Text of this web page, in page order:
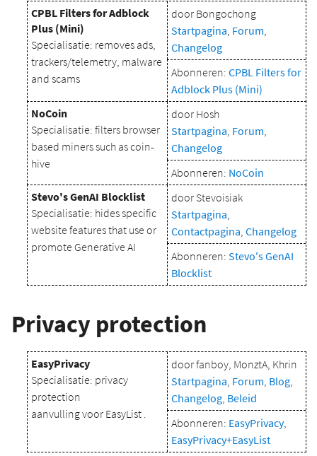
CPBL Filters for Adblock
Plus (Mini)
Specialisatie: removes ads,
trackers/telemetry, malware
and scams
door Bongochong
Startpagina, Forum,
Changelog
Abonneren: CPBL Filters for
Adblock Plus (Mini)
NoCoin
Specialisatie: filters browser
based miners such as coin-
hive
door Hosh
Startpagina, Forum,
Changelog
Abonneren: NoCoin
Stevo's GenAI Blocklist
Specialisatie: hides specific
website features that use or
promote Generative AI
door Stevoisiak
Startpagina,
Contactpagina, Changelog
Abonneren: Stevo's GenAI
Blocklist
Privacy protection
EasyPrivacy
Specialisatie: privacy
protection
aanvulling voor EasyList .
door fanboy, MonztA, Khrin
Startpagina, Forum, Blog,
Changelog, Beleid
Abonneren: EasyPrivacy,
EasyPrivacy+EasyList